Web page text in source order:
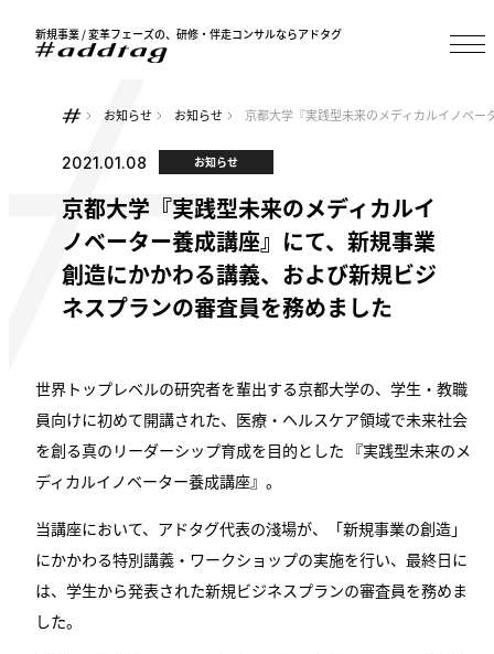
新規事業 / 変革フェーズの、研修・伴走コンサルならアドタグ
お知らせ お知らせ 京都大学『実践型未来のメディカルイノベ
2021.01.08 お知らせ
京都大学『実践型未来のメディカルイ
ノベーター養成講座』にて、新規事業
創造にかかわる講義、および新規ビジ
ネスプランの審査員を務めました
世界トップレベルの研究者を輩出する京都大学の、学生・教職
員向けに初めて開講された、医療・ヘルスケア領域で未来社会
を創る真のリーダーシップ育成を目的とした 『実践型未来のメ
ディカルイノベーター養成講座』。
当講座において、アドタグ代表の淺場が、「新規事業の創造」
にかかわる特別講義・ワークショップの実施を行い、最終日に
は、学生から発表された新規ビジネスプランの審査員を務めま
した。